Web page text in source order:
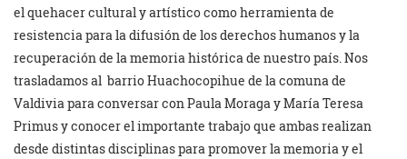
el quehacer cultural y artístico como herramienta de
resistencia para la difusión de los derechos humanos y la
recuperación de la memoria histórica de nuestro país. Nos
trasladamos al barrio Huachocopihue de la comuna de
Valdivia para conversar con Paula Moraga y María Teresa
Primus y conocer el importante trabajo que ambas realizan
desde distintas disciplinas para promover la memoria y el